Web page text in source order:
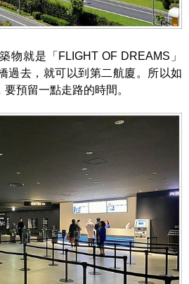
物就是「FLIGHT OF DREAMS」
過去，就可以到第二航廈。所以如
預留一點走路的時間。